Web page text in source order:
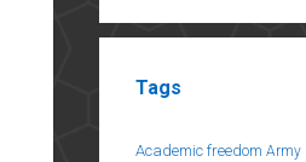
Tags
Academic freedom Army